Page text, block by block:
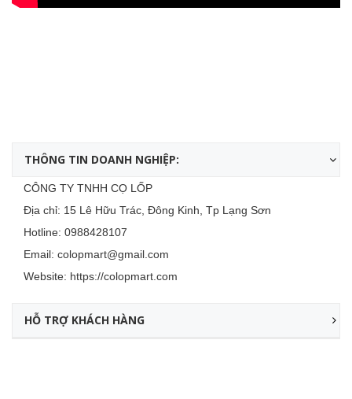
THÔNG TIN DOANH NGHIỆP:
CÔNG TY TNHH CỌ LỐP
Địa chỉ: 15 Lê Hữu Trác, Đông Kinh, Tp Lạng Sơn
Hotline: 0988428107
Email: colopmart@gmail.com
Website: https://colopmart.com
HỖ TRỢ KHÁCH HÀNG